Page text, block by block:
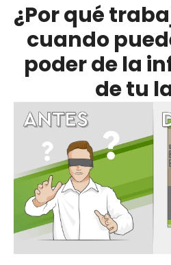
¿Por qué
cuando
poder de la
de tu